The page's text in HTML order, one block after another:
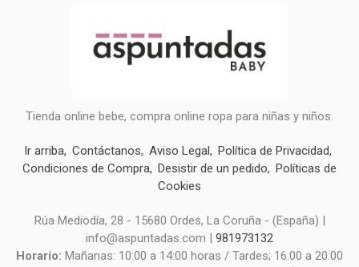
Tienda online bebe, compra online ropa para niñas y niños.
Ir arriba Contáctanos Aviso Legal
Política de Privacidad
Condiciones de Compra
Desistir de un pedido
Políticas de
Cookies
Rúa Mediodía, 28 - 15680 Ordes, La Coruña - (España) |
info@aspuntadas.com | 981973132
Horario: Mañanas: 10:00 a 14:00 horas / Tardes; 16:00 a 20:00